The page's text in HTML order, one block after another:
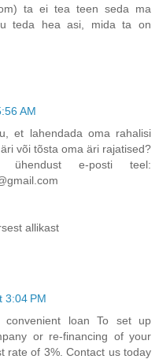
ta ei tea teen seda ma
teda hea asi, mida ta on
AM
et lahendada oma rahalisi
või tõsta oma äri rajatised?
e-posti teel:
allikast
3:04 PM
loan To set up
or re-financing of your
rate of 3%. Contact us today